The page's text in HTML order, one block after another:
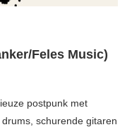
Feles Music)
postpunk met
schurende gitaren